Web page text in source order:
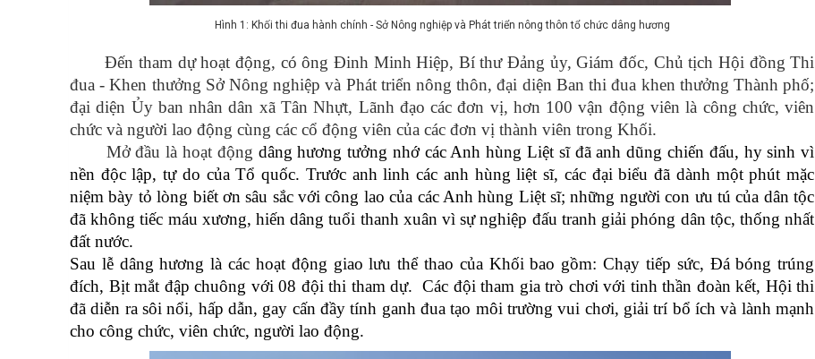
Hình 1: Khối thi đua hành chính - Sở Nông nghiệp và Phát triển nông thôn tổ chức dâng hương
Đến tham dự hoạt động, có ông Đinh Minh Hiệp, Bí thư Đảng ủy, Giám đốc, Chủ tịch Hội đồng Thi
đua - Khen thưởng Sở Nông nghiệp và Phát triển nông thôn, đại diện Ban thi đua khen thưởng Thành phố;
đại diện Ủy ban nhân dân xã Tân Nhựt, Lãnh đạo các đơn vị, hơn 100 vận động viên là công chức, viên
chức và người lao động cùng các cổ động viên của các đơn vị thành viên trong Khối.
Mở đầu là hoạt động dâng hương tưởng nhớ các Anh hùng Liệt sĩ đã anh dũng chiến đấu, hy sinh vì
nền độc lập, tự do của Tổ quốc. Trước anh linh các anh hùng liệt sĩ, các đại biểu đã dành một phút mặc
niệm bày tỏ lòng biết ơn sâu sắc với công lao của các Anh hùng Liệt sĩ; những người con ưu tú của dân tộc
đã không tiếc máu xương, hiến dâng tuổi thanh xuân vì sự nghiệp đấu tranh giải phóng dân tộc, thống nhất
đất nước.
Sau lễ dâng hương là các hoạt động giao lưu thể thao của Khối bao gồm: Chạy tiếp sức, Đá bóng trúng
đích, Bịt mắt đập chuông với 08 đội thi tham dự. Các đội tham gia trò chơi với tinh thần đoàn kết, Hội thi
đã diễn ra sôi nổi, hấp dẫn, gay cấn đầy tính ganh đua tạo môi trường vui chơi, giải trí bổ ích và lành mạnh
cho công chức, viên chức, người lao động.